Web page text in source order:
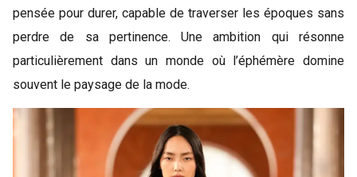
pensée pour durer, capable de traverser les époques sans
perdre de sa pertinence. Une ambition qui résonne
particulièrement dans un monde où l’éphémère domine
souvent le paysage de la mode.